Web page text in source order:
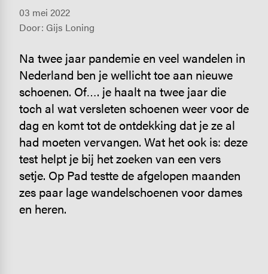
03 mei 2022
Door: Gijs Loning
Na twee jaar pandemie en veel wandelen in
Nederland ben je wellicht toe aan nieuwe
schoenen. Of…. je haalt na twee jaar die
toch al wat versleten schoenen weer voor de
dag en komt tot de ontdekking dat je ze al
had moeten vervangen. Wat het ook is: deze
test helpt je bij het zoeken van een vers
setje. Op Pad testte de afgelopen maanden
zes paar lage wandelschoenen voor dames
en heren.